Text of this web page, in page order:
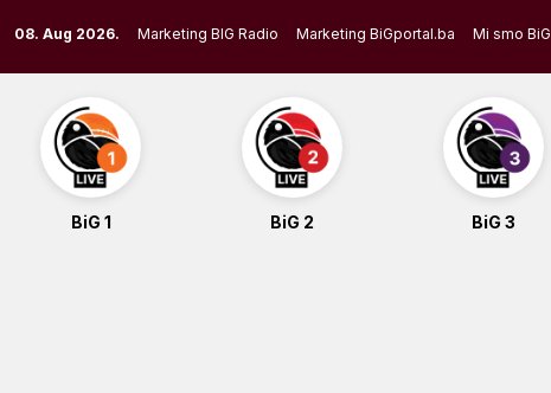
to
content
08. Aug 2026. Marketing BIG Radio Marketing BiGportal.ba Mi smo BiG
BiG 1 BiG 2 BiG 3